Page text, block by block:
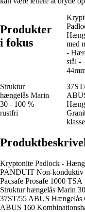
Produkter
i fokus
med
-
stål -
Struktur
hængelås Marin
30 - 100 %
rustfri
Kryptonite Padlock -
PANDUIT Non-konduktiv
Pacsafe Prosafe 1000 TSA
Struktur hængelås Marin
37ST/55 ABUS Hængelås
ABUS 160